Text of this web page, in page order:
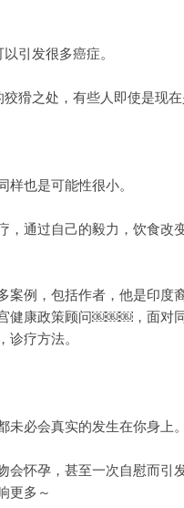
引发很多癌症。
猾之处，有些人即使是现
样也是可能性很小。
，通过自己的毅力，饮食改
案例，包括作者，他是印度
健康政策顾问￼￼￼，面对
诊疗方法。
必会真实的发生在你身上。
怀孕，甚至一次自慰而引
更多～